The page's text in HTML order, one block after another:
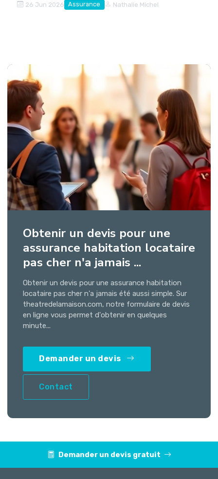
26 Jun 2026 Assurance Nathalie Michel
Obtenir un devis pour une
assurance habitation locataire
pas cher n'a jamais ...
Obtenir un devis pour une assurance habitation
locataire pas cher n'a jamais été aussi simple. Sur
theatredelamaison.com, notre formulaire de devis
en ligne vous permet d'obtenir en quelques
minute...
Demander un devis
Contact
Demander un devis gratuit